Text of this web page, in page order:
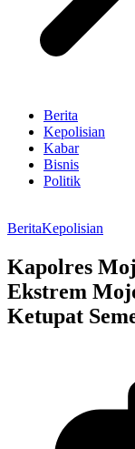
Berita
Kepolisian
Kabar
Bisnis
Politik
BeritaKepolisian
Kapolres
Ekstrem
Ketupat